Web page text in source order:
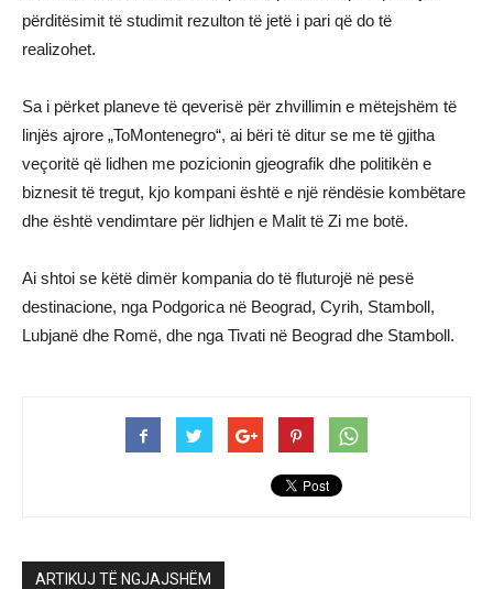
përditësimit të studimit rezulton të jetë i pari që do të
realizohet.
Sa i përket planeve të qeverisë për zhvillimin e mëtejshëm të
linjës ajrore „ToMontenegro“, ai bëri të ditur se me të gjitha
veçoritë që lidhen me pozicionin gjeografik dhe politikën e
biznesit të tregut, kjo kompani është e një rëndësie kombëtare
dhe është vendimtare për lidhjen e Malit të Zi me botë.
Ai shtoi se këtë dimër kompania do të fluturojë në pesë
destinacione, nga Podgorica në Beograd, Cyrih, Stamboll,
Lubjanë dhe Romë, dhe nga Tivati në Beograd dhe Stamboll.
ARTIKUJ TË NGJAJSHËM